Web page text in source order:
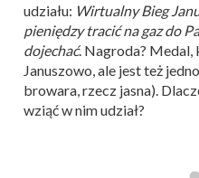
udziału: Wirtualny Bieg
pieniędzy tracić na gaz do
dojechać. Nagroda?
Januszowo, ale jest też
browara, rzecz jasna).
wziąć w nim udział?